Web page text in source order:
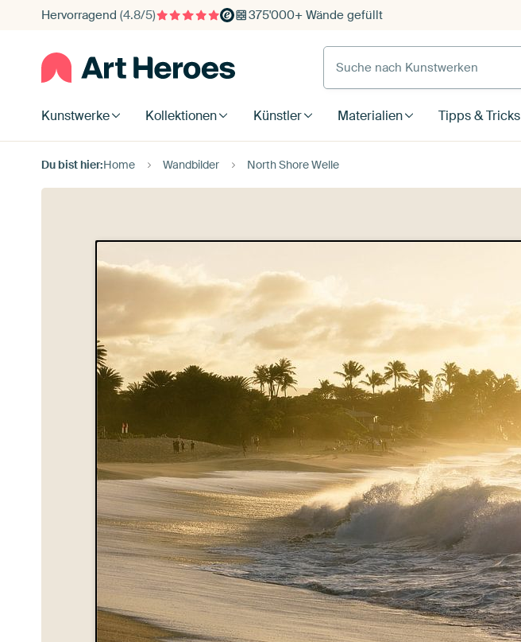
Hervorragend (4.8/5) 375'000+ Wände gefüllt
Suche nach Kunstwerken
Kunstwerke Kollektionen Künstler Materialien Tipps & Tricks
Du bist hier:Home Wandbilder North Shore Welle